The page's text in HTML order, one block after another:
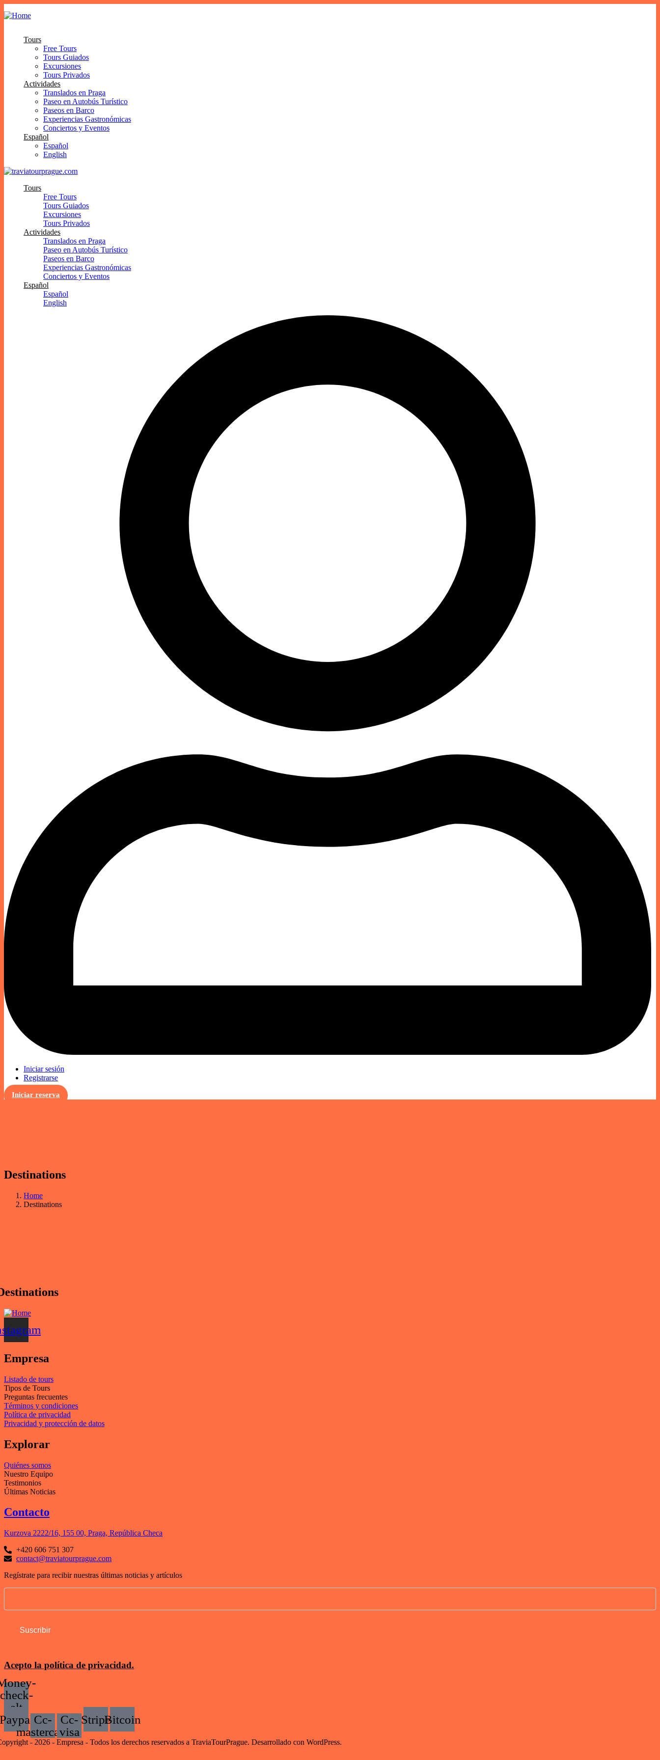
Tours
Free Tours
Tours Guiados
Excursiones
Tours Privados
Actividades
Translados en Praga
Paseo en Autobús Turístico
Paseos en Barco
Experiencias Gastronómicas
Conciertos y Eventos
Español
Español
English
Tours
Free Tours
Tours Guiados
Excursiones
Tours Privados
Actividades
Translados en Praga
Paseo en Autobús Turístico
Paseos en Barco
Experiencias Gastronómicas
Conciertos y Eventos
Español
Español
English
Iniciar sesión
Registrarse
Iniciar reserva
Destinations
Home
Destinations
Empresa
Listado de tours
Tipos de Tours
Preguntas frecuentes
Términos y condiciones
Política de privacidad
Privacidad y protección de datos
Explorar
Quiénes somos
Nuestro Equipo
Testimonios
Últimas Noticias
Contacto
Kurzova 2222/16, 155 00, Praga, República Checa
+420 606 751 307
contact@traviatourprague.com
Regístrate para recibir nuestras últimas noticias y artículos
Acepto la política de privacidad.
check-
alt
Cc-
mastercard
Cc-
visa
StripeBitcoin
- 2026 - Empresa - Todos los derechos reservados a TraviaTourPrague. Desarrollado con WordPress.